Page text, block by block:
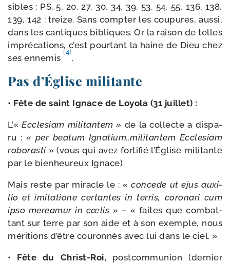
sibles : PS. 5, 20, 27, 30, 34, 39, 53, 54, 55, 136, 138,
139, 142 : treize. Sans comp­ter les cou­pures, aus­si,
dans les can­tiques bibliques. Or la rai­son de telles
impré­ca­tions, c’est pour­tant la haine de Dieu chez
ses enne­mis
[4]
.
Pas d’Église militante
• Fête de saint Ignace de Loyola (31 juillet) :
L’«Ecclesiam mili­tan­tem » de la col­lecte a dis­pa­
ru : « per bea­tum Ignatium..militantem Ecclesiam
robo­ras­ti » (vous qui avez for­ti­fié l’Église mili­tante
par le bien­heu­reux Ignace)
Mais reste par miracle le : «concede ut ejus auxi­
lio et imi­ta­tione cer­tantes in ter­ris, coro­na­ri cum
ipso merea­mur in cœlis » – « faites que com­bat­
tant sur terre par son aide et à son exemple, nous
méri­tions d’être cou­ron­nés avec lui dans le ciel. »
• Fête du Christ-​Roi, post­com­mu­nion (der­nier